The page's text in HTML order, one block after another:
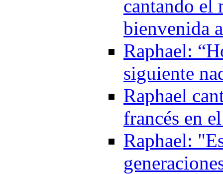
cantando el
bienvenida
Raphael:
siguiente
Raphael
francés en
Raphael: